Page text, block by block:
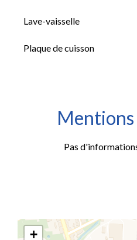
Lave-vaisselle
Plaque de cuisson
Mentions
Pas
+